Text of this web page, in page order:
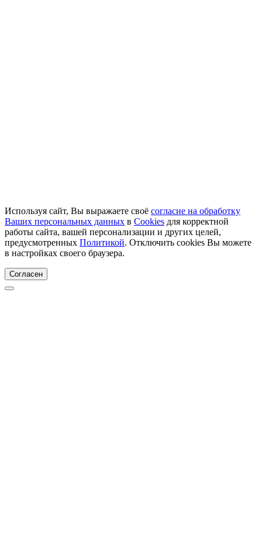
Используя сайт, Вы выражаете своё согласие на обработку
Ваших персональных данных в Cookies для корректной
работы сайта, вашей персонализации и других целей,
предусмотренных Политикой. Отключить cookies Вы можете
в настройках своего браузера.
Согласен